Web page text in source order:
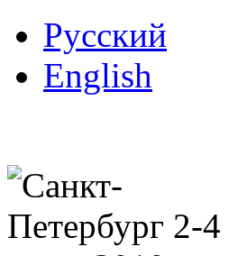
Русский
English